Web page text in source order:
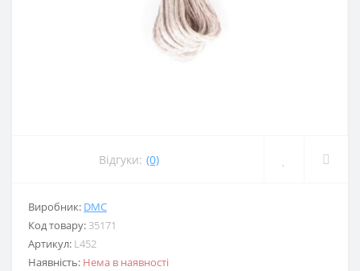
Відгуки: (0)
Виробник: DMC
Код товару: 35171
Артикул: L452
Наявність: Нема в наявності